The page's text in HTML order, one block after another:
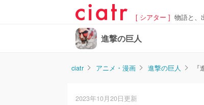
[ シアター ] 物語と、
進撃の巨人
ciatr アニメ・漫画 進撃の巨人
2023年10月20日更新